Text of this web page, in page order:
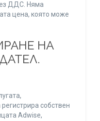
ДДС. Няма
цена, която може
НА
собствен
Adwise,